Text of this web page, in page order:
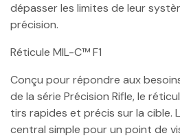
dépasser les limites de leur
précision.
Réticule MIL-C™ F1
Conçu pour répondre aux
de la série Précision Rifle, le
tirs rapides et précis sur la cible.
central simple pour un point de